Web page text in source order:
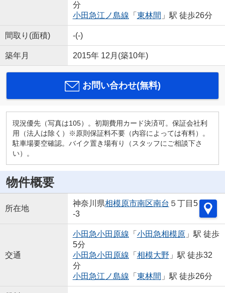
分
小田急江ノ島線 「 東林間 」駅 徒歩26分
間取り(面積) -(-)
築年月 2015年 12月(築10年)
お問い合わせ(無料)
現況優先（写真は105）。初期費用カード決済可。保証会社利
用（法人は除く）※原則保証料不要（内容によっては有料）。
駐車場要空確認。バイク置き場有り（スタッフにご相談下さ
い）。
物件概要
所在地
神奈川県相模原市南区南台 ５丁目5
-3
交通
小田急小田原線 「 小田急相模原」駅 徒歩
5分
小田急小田原線 「 相模大野 」駅 徒歩32
分
小田急江ノ島線 「 東林間 」駅 徒歩26分